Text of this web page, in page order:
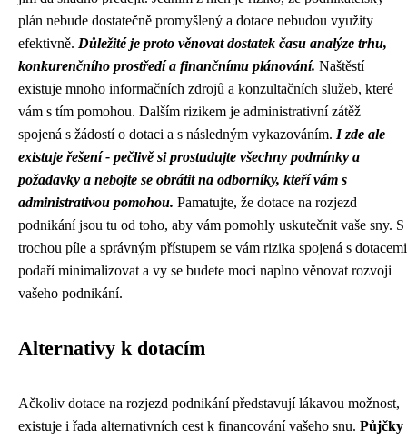
plán nebude dostatečně promyšlený a dotace nebudou využity
efektivně. Důležité je proto věnovat dostatek času analýze trhu,
konkurenčního prostředí a finančnímu plánování. Naštěstí
existuje mnoho informačních zdrojů a konzultačních služeb, které
vám s tím pomohou. Dalším rizikem je administrativní zátěž
spojená s žádostí o dotaci a s následným vykazováním. I zde ale
existuje řešení - pečlivě si prostudujte všechny podmínky a
požadavky a nebojte se obrátit na odborníky, kteří vám s
administrativou pomohou. Pamatujte, že dotace na rozjezd
podnikání jsou tu od toho, aby vám pomohly uskutečnit vaše sny. S
trochou píle a správným přístupem se vám rizika spojená s dotacemi
podaří minimalizovat a vy se budete moci naplno věnovat rozvoji
vašeho podnikání.
Alternativy k dotacím
Ačkoliv dotace na rozjezd podnikání představují lákavou možnost,
existuje i řada alternativních cest k financování vašeho snu. Půjčky